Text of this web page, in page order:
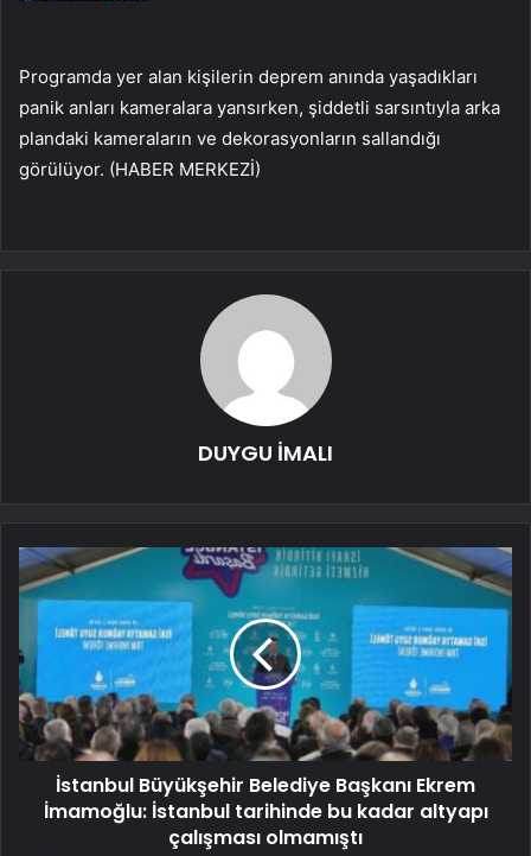
Programda yer alan kişilerin deprem anında yaşadıkları
panik anları kameralara yansırken, şiddetli sarsıntıyla arka
plandaki kameraların ve dekorasyonların sallandığı
görülüyor. (HABER MERKEZİ)
DUYGU İMALI
İstanbul Büyükşehir Belediye Başkanı Ekrem
İmamoğlu: İstanbul tarihinde bu kadar altyapı
çalışması olmamıştı